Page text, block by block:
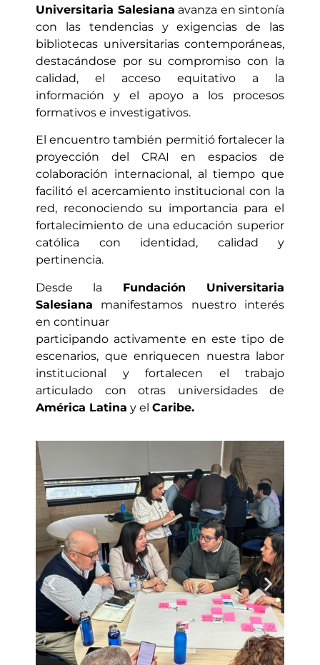
Universitaria Salesiana avanza en sintonía
con las tendencias y exigencias de las
bibliotecas universitarias contemporáneas,
destacándose por su compromiso con la
calidad, el acceso equitativo a la
información y el apoyo a los procesos
formativos e investigativos.
El encuentro también permitió fortalecer la
proyección del CRAI en espacios de
colaboración internacional, al tiempo que
facilitó el acercamiento institucional con la
red, reconociendo su importancia para el
fortalecimiento de una educación superior
católica con identidad, calidad y
pertinencia.
Desde la Fundación Universitaria
Salesiana manifestamos nuestro interés
en continuar
participando activamente en este tipo de
escenarios, que enriquecen nuestra labor
institucional y fortalecen el trabajo
articulado con otras universidades de
América Latina y el Caribe.